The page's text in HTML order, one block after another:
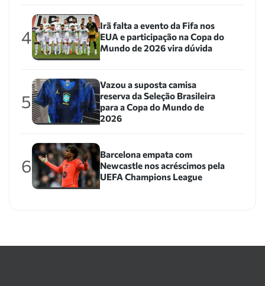
4
Irã falta a evento da Fifa nos
EUA e participação na Copa do
Mundo de 2026 vira dúvida
5
Vazou a suposta camisa
reserva da Seleção Brasileira
para a Copa do Mundo de
2026
6
Barcelona empata com
Newcastle nos acréscimos pela
UEFA Champions League